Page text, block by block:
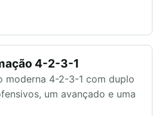
4-2-3-1
moderna 4-2-3-1 com duplo
um avançado e uma